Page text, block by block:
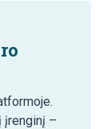
įrenginį –